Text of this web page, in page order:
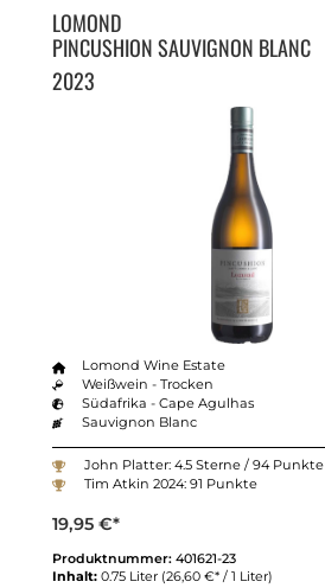
LOMOND
PINCUSHION SAUVIGNON BLANC
2023
Lomond Wine Estate
Weißwein - Trocken
Südafrika - Cape Agulhas
Sauvignon Blanc
John Platter: 4.5 Sterne / 94 Punkte
Tim Atkin 2024: 91 Punkte
19,95 €*
Produktnummer: 401621-23
Inhalt: 0.75 Liter (26,60 €* / 1 Liter)